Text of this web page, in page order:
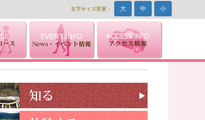
文字サイズ変更： 大 中 小